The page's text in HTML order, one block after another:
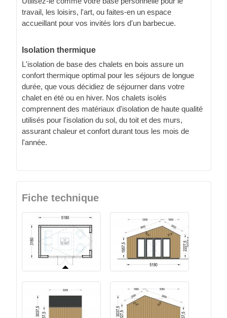
travail, les loisirs, l'art, ou faites-en un espace
accueillant pour vos invités lors d'un barbecue.
Isolation thermique
L'isolation de base des chalets en bois assure un
confort thermique optimal pour les séjours de longue
durée, que vous décidiez de séjourner dans votre
chalet en été ou en hiver. Nos chalets isolés
comprennent des matériaux d'isolation de haute qualité
utilisés pour l'isolation du sol, du toit et des murs,
assurant chaleur et confort durant tous les mois de
l'année.
Fiche technique